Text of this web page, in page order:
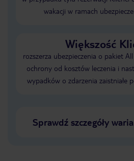
wakacji w ramach
Większość
rozszerza ubezpieczenia o pakiet
ochrony od kosztów leczenia i
wypadków o zdarzenia zaistniałe
Sprawdź szczegóły